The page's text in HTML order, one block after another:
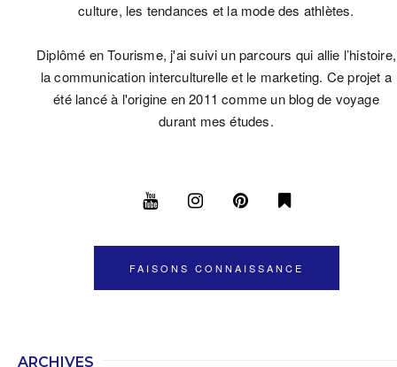
culture, les tendances et la mode des athlètes.
Diplômé en Tourisme, j'ai suivi un parcours qui allie l’histoire,
la communication interculturelle et le marketing. Ce projet a
été lancé à l'origine en 2011 comme un blog de voyage
durant mes études.
FAISONS CONNAISSANCE
ARCHIVES